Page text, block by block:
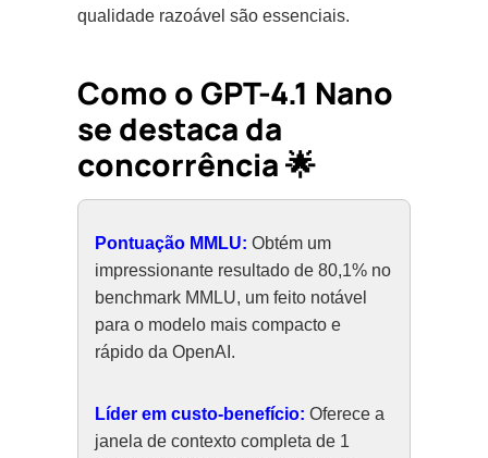
qualidade razoável são essenciais.
Como o GPT-4.1 Nano
se destaca da
concorrência 🌟
Pontuação MMLU: Obtém um
impressionante resultado de 80,1% no
benchmark MMLU, um feito notável
para o modelo mais compacto e
rápido da OpenAI.
Líder em custo-benefício: Oferece a
janela de contexto completa de 1